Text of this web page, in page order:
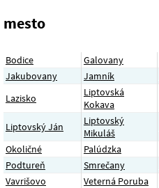
mesto
Bodice Galovany
Jakubovany
Jamník
Lazisko
Liptovská
Kokava
Liptovský Ján
Liptovský
Mikuláš
Okoličné
Palúdzka
Podtureň
Smrečany
Vavrišovo
Veterná Poruba